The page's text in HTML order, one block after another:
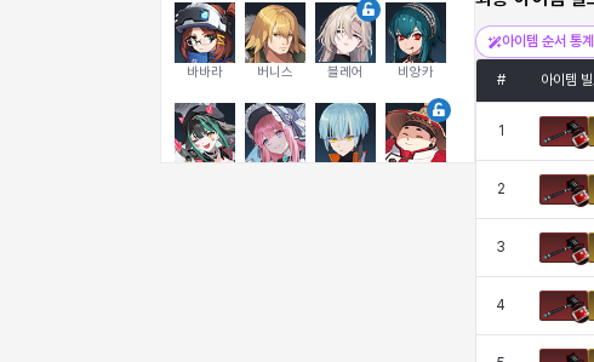
바바라 버니스 블레어 비앙카
아이템 순서 통계
# 아이템
1
2
3
4